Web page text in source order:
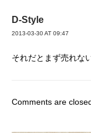
D-Style
2013-03-30 AT 09:47
それだとまず売れな
Comments are